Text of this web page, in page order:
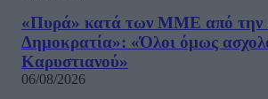
«Πυρά» κατά των ΜΜΕ από την
Δημοκρατία»: «Όλοι όμως
Καρυστιανού»
06/08/2026